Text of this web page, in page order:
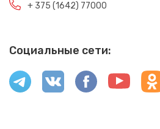
+ 375 (1642) 77000
Социальные сети: